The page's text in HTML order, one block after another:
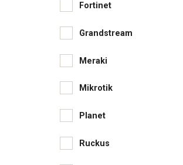
Fortinet
Grandstream
Meraki
Mikrotik
Planet
Ruckus